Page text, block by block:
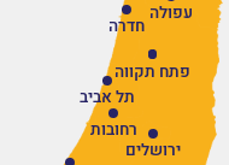
רחובות
תל אביב
ירושלים
פתח תקווה
חדרה
עפולה